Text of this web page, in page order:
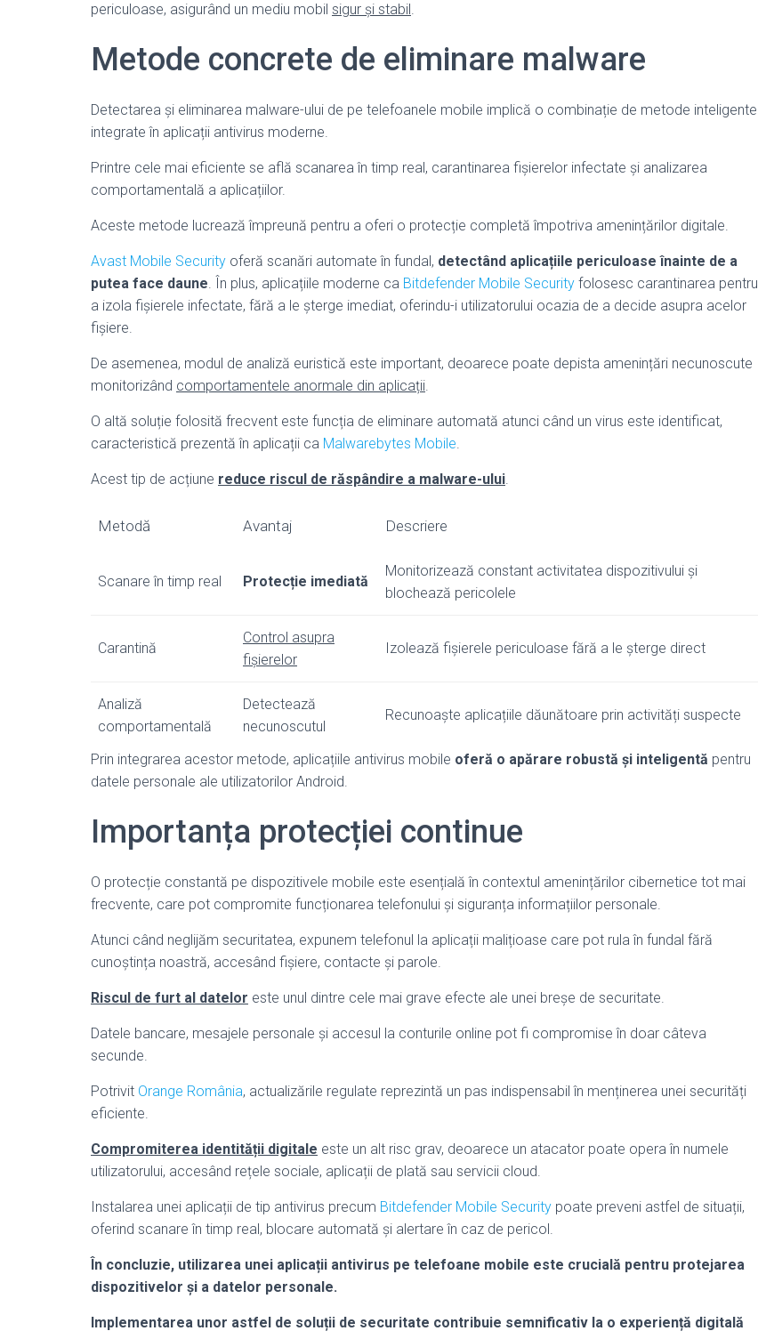
periculoase, asigurând un mediu mobil sigur și stabil.
Metode concrete de eliminare malware
Detectarea și eliminarea malware-ului de pe telefoanele mobile implică o combinație de metode inteligente
integrate în aplicații antivirus moderne.
Printre cele mai eficiente se află scanarea în timp real, carantinarea fișierelor infectate și analizarea
comportamentală a aplicațiilor.
Aceste metode lucrează împreună pentru a oferi o protecție completă împotriva amenințărilor digitale.
Avast Mobile Security oferă scanări automate în fundal, detectând aplicațiile periculoase înainte de a
putea face daune. În plus, aplicațiile moderne ca Bitdefender Mobile Security folosesc carantinarea pentru
a izola fișierele infectate, fără a le șterge imediat, oferindu-i utilizatorului ocazia de a decide asupra acelor
fișiere.
De asemenea, modul de analiză euristică este important, deoarece poate depista amenințări necunoscute
monitorizând comportamentele anormale din aplicații.
O altă soluție folosită frecvent este funcția de eliminare automată atunci când un virus este identificat,
caracteristică prezentă în aplicații ca Malwarebytes Mobile.
Acest tip de acțiune reduce riscul de răspândire a malware-ului.
Metodă Avantaj Descriere
Scanare în timp real Protecție imediată
Monitorizează constant activitatea dispozitivului și
blochează pericolele
Carantină
Control asupra
fișierelor
Izolează fișierele periculoase fără a le șterge direct
Analiză
comportamentală
Detectează
necunoscutul
Recunoaște aplicațiile dăunătoare prin activități suspecte
Prin integrarea acestor metode, aplicațiile antivirus mobile oferă o apărare robustă și inteligentă pentru
datele personale ale utilizatorilor Android.
Importanța protecției continue
O protecție constantă pe dispozitivele mobile este esențială în contextul amenințărilor cibernetice tot mai
frecvente, care pot compromite funcționarea telefonului și siguranța informațiilor personale.
Atunci când neglijăm securitatea, expunem telefonul la aplicații malițioase care pot rula în fundal fără
cunoștința noastră, accesând fișiere, contacte și parole.
Riscul de furt al datelor este unul dintre cele mai grave efecte ale unei breșe de securitate.
Datele bancare, mesajele personale și accesul la conturile online pot fi compromise în doar câteva
secunde.
Potrivit Orange România, actualizările regulate reprezintă un pas indispensabil în menținerea unei securități
eficiente.
Compromiterea identității digitale este un alt risc grav, deoarece un atacator poate opera în numele
utilizatorului, accesând rețele sociale, aplicații de plată sau servicii cloud.
Instalarea unei aplicații de tip antivirus precum Bitdefender Mobile Security poate preveni astfel de situații,
oferind scanare în timp real, blocare automată și alertare în caz de pericol.
În concluzie, utilizarea unei aplicații antivirus pe telefoane mobile este crucială pentru protejarea
dispozitivelor și a datelor personale.
Implementarea unor astfel de soluții de securitate contribuie semnificativ la o experiență digitală